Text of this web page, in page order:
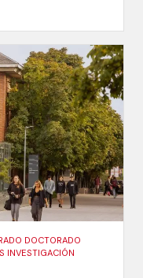
DOCTORADO
INVESTIGACIÓN